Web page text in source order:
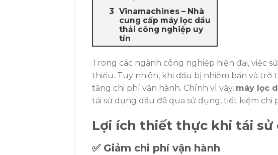
Vinamachines – Nhà
cung cấp máy lọc dầu
thải công nghiệp uy
tín
Trong các ngành công nghiệp hiện đại, việc
thiếu. Tuy nhiên, khi dầu bị nhiễm bẩn và trở
tăng chi phí vận hành. Chính vì vậy, máy lọc
tái sử dụng dầu đã qua sử dụng, tiết kiệm
Lợi ích thiết thực khi tái
✅ Giảm chi phí vận hành